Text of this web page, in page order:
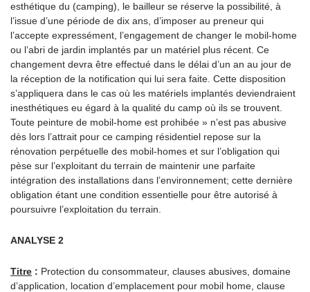
esthétique du (camping), le bailleur se réserve la possibilité, à
l’issue d’une période de dix ans, d’imposer au preneur qui
l’accepte expressément, l’engagement de changer le mobil-home
ou l’abri de jardin implantés par un matériel plus récent. Ce
changement devra être effectué dans le délai d’un an au jour de
la réception de la notification qui lui sera faite. Cette disposition
s’appliquera dans le cas où les matériels implantés deviendraient
inesthétiques eu égard à la qualité du camp où ils se trouvent.
Toute peinture de mobil-home est prohibée » n’est pas abusive
dès lors l’attrait pour ce camping résidentiel repose sur la
rénovation perpétuelle des mobil-homes et sur l’obligation qui
pèse sur l’exploitant du terrain de maintenir une parfaite
intégration des installations dans l’environnement; cette dernière
obligation étant une condition essentielle pour être autorisé à
poursuivre l’exploitation du terrain.
ANALYSE 2
Titre : Protection du consommateur, clauses abusives, domaine
d’application, location d’emplacement pour mobil home, clause